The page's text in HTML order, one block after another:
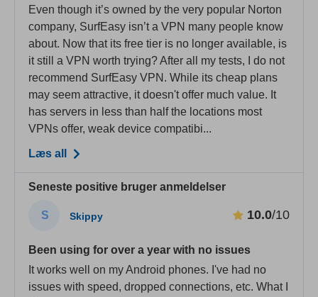
Even though it’s owned by the very popular Norton
company, SurfEasy isn’t a VPN many people know
about. Now that its free tier is no longer available, is
it still a VPN worth trying? After all my tests, I do not
recommend SurfEasy VPN. While its cheap plans
may seem attractive, it doesn't offer much value. It
has servers in less than half the locations most
VPNs offer, weak device compatibi...
Læs all
Seneste positive bruger anmeldelser
S Skippy 10.0/10
Been using for over a year with no issues
It works well on my Android phones. I've had no
issues with speed, dropped connections, etc. What I